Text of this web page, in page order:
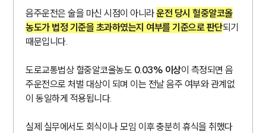
음주운전은 술을 마신 시점이 아니라운전 당시 혈중알코올
농도가 법정 기준을 초과하였는지 여부를 기준으로 판단되기
때문입니다.
도로교통법상 혈중알코올농도 0.03% 이상이 측정되면 음
주운전으로 처벌 대상이 되며 이는 전날 음주 여부와 관계없
이 동일하게 적용됩니다.
실제 실무에서도 회식이나 모임 이후 충분히 휴식을 취했다